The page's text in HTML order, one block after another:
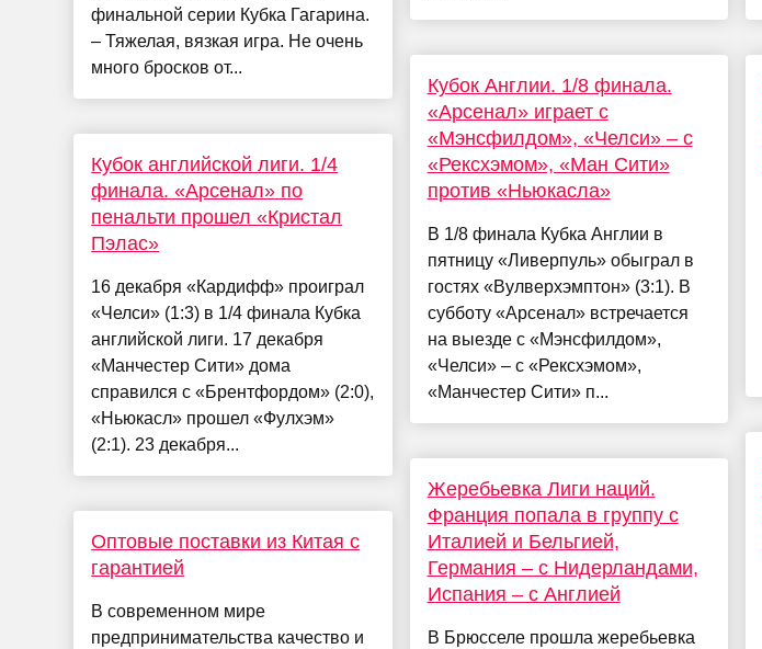
финальной серии Кубка Гагарина.
– Тяжелая, вязкая игра. Не очень
много бросков от...
Кубок английской лиги. 1/4
финала. «Арсенал» по
пенальти прошел «Кристал
Пэлас»
16 декабря «Кардифф» проиграл
«Челси» (1:3) в 1/4 финала Кубка
английской лиги. 17 декабря
«Манчестер Сити» дома
справился с «Брентфордом» (2:0),
«Ньюкасл» прошел «Фулхэм»
(2:1). 23 декабря...
Оптовые поставки из Китая с
гарантией
В современном мире
предпринимательства качество и
Кубок Англии. 1/8 финала.
«Арсенал» играет с
«Мэнсфилдом», «Челси» – с
«Рексхэмом», «Ман Сити»
против «Ньюкасла»
В 1/8 финала Кубка Англии в
пятницу «Ливерпуль» обыграл в
гостях «Вулверхэмптон» (3:1). В
субботу «Арсенал» встречается
на выезде с «Мэнсфилдом»,
«Челси» – с «Рексхэмом»,
«Манчестер Сити» п...
Жеребьевка Лиги наций.
Франция попала в группу с
Италией и Бельгией,
Германия – с Нидерландами,
Испания – с Англией
В Брюсселе прошла жеребьевка